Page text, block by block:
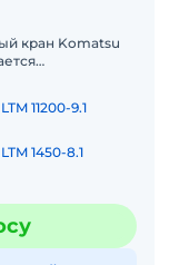
11200-9.1
1450-8.1